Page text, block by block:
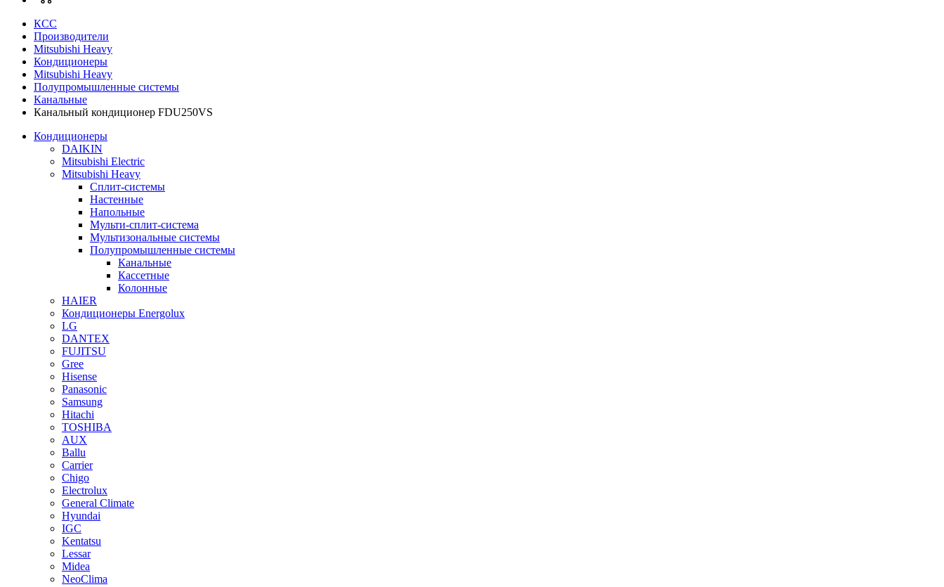
КСС
Производители
Mitsubishi Heavy
Кондиционеры
Mitsubishi Heavy
Полупромышленные системы
Канальные
Канальный кондиционер FDU250VS
Кондиционеры
DAIKIN
Mitsubishi Electric
Mitsubishi Heavy
Сплит-системы
Настенные
Напольные
Мульти-сплит-система
Мультизональные системы
Полупромышленные системы
Канальные
Кассетные
Колонные
HAIER
Кондиционеры Energolux
LG
DANTEX
FUJITSU
Gree
Hisense
Panasonic
Samsung
Hitachi
TOSHIBA
AUX
Ballu
Carrier
Chigo
Electrolux
General Climate
Hyundai
IGC
Kentatsu
Lessar
Midea
NeoClima